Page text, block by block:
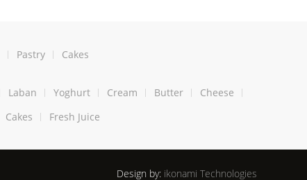
Pastry Cakes
Laban Yoghurt Cream Butter
Cheese
Cakes Fresh Juice
Design by: ikonami Technologies